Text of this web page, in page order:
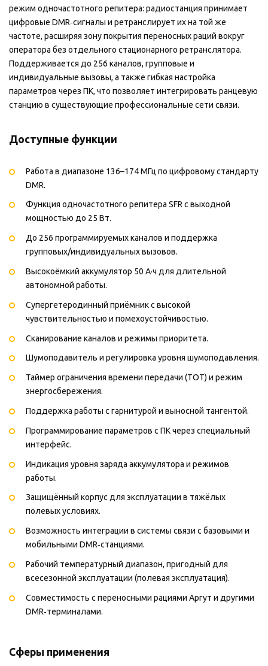
режим одночастотного репитера: радиостанция принимает
цифровые DMR‑сигналы и ретранслирует их на той же
частоте, расширяя зону покрытия переносных раций вокруг
оператора без отдельного стационарного ретранслятора.
Поддерживается до 256 каналов, групповые и
индивидуальные вызовы, а также гибкая настройка
параметров через ПК, что позволяет интегрировать ранцевую
станцию в существующие профессиональные сети связи.
Доступные функции
Работа в диапазоне 136–174 МГц по цифровому стандарту
DMR.
Функция одночастотного репитера SFR с выходной
мощностью до 25 Вт.
До 256 программируемых каналов и поддержка
групповых/индивидуальных вызовов.
Высокоёмкий аккумулятор 50 А·ч для длительной
автономной работы.
Супергетеродинный приёмник с высокой
чувствительностью и помехоустойчивостью.
Сканирование каналов и режимы приоритета.
Шумоподавитель и регулировка уровня шумоподавления.
Таймер ограничения времени передачи (TOT) и режим
энергосбережения.
Поддержка работы с гарнитурой и выносной тангентой.
Программирование параметров с ПК через специальный
интерфейс.
Индикация уровня заряда аккумулятора и режимов
работы.
Защищённый корпус для эксплуатации в тяжёлых
полевых условиях.
Возможность интеграции в системы связи с базовыми и
мобильными DMR‑станциями.
Рабочий температурный диапазон, пригодный для
всесезонной эксплуатации (полевая эксплуатация).
Совместимость с переносными рациями Аргут и другими
DMR‑терминалами.
Сферы применения